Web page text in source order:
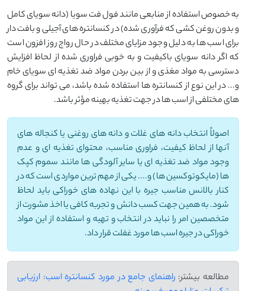
به خصوص استفاده از منابعی مانند فول فت سویا (دانه سویای کامل
و بدون روغن کشی که فرآوری شده) در کنسانتره های آجیلی و بافت دار
برای اسب ها به دلیل وجود مزایای مختلف در حال رواج روز افزون است
که اگر دانه سویای باکیفیت و به خوبی فراوری شده از لحاظ افزایش
دسترسی به مواد مغذی و از بین بردن مواد ضد تغذیه ای سویای خام
و... در این نوع از کنسانتره ها استفاده شده باشد، می تواند برای گروه
های مختلفی از اسب ها در جهت تغذیه بهینه مؤثر باشد.
اصولاً انتخاب دانه های غلات و دانه های روغنی یا کنجاله های
آنها از لحاظ کیفیت، فراوری مناسب، محتوای تغذیه ای و عدم
وجود مواد ضد تغذیه ای یا سایر آلودگی ها مانند سموم کپک
ها (مایکوتوکسین ها) و.... یکی از مهم ترین مواردی است که در
کنار بالانس مناسب جیره با این نهاده های خوراکی باید لحاظ
شود. به همین جهت کسب دانش و تجربه کافی یا اخذ مشورت از
متخصصین امر را نباید در انتخاب و تهیه و استفاده از این مواد
خوراکی در جیره اسب ها مورد غفلت قرار داد.
مطالعه بیشتر: راهنمای جامع در مورد کنسانتره اسب: ارزیابی